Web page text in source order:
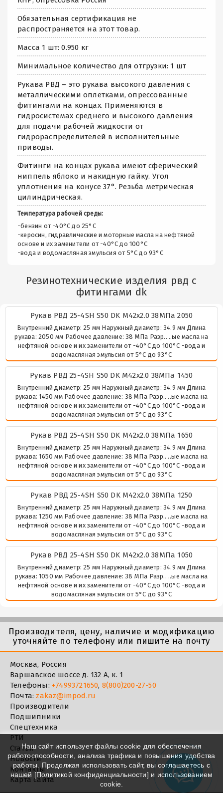
Обязательная сертификация не
распространяется на этот товар.
Масса 1 шт: 0.950 кг
Минимальное количество для отгрузки: 1 шт
Рукава РВД – это рукава высокого давления с
металлическими оплетками, опрессованные
фитингами на концах. Применяются в
гидросистемах среднего и высокого давления
для подачи рабочей жидкости от
гидрораспределителей в исполнительные
приводы.
Фитинги на концах рукава имеют сферический
ниппель яблоко и накидную гайку. Угол
уплотнения на конусе 37°. Резьба метрическая
цилиндрическая.
Температура рабочей среды:
-бензин от -40°C до 25°C
-керосин, гидравлические и моторные масла на нефтяной
основе и их заменители от -40°C до 100°C
-вода и водомасляная эмульсия от 5°C до 93°C
Резинотехнические изделия рвд с
фитингами dk
Рукав РВД 25-4SH S50 DK М42х2.0 38МПа 2050
Внутренний диаметр: 25 мм Наружный диаметр: 34.9 мм Длина
рукава: 2050 мм Рабочее давление: 38 МПа Разр.. ..ые масла на
нефтяной основе и их заменители от -40°C до 100°C -вода и
водомасляная эмульсия от 5°C до 93°C
Рукав РВД 25-4SH S50 DK М42х2.0 38МПа 1450
Внутренний диаметр: 25 мм Наружный диаметр: 34.9 мм Длина
рукава: 1450 мм Рабочее давление: 38 МПа Разр.. ..ые масла на
нефтяной основе и их заменители от -40°C до 100°C -вода и
водомасляная эмульсия от 5°C до 93°C
Рукав РВД 25-4SH S50 DK М42х2.0 38МПа 1650
Внутренний диаметр: 25 мм Наружный диаметр: 34.9 мм Длина
рукава: 1650 мм Рабочее давление: 38 МПа Разр.. ..ые масла на
нефтяной основе и их заменители от -40°C до 100°C -вода и
водомасляная эмульсия от 5°C до 93°C
Рукав РВД 25-4SH S50 DK М42х2.0 38МПа 1250
Внутренний диаметр: 25 мм Наружный диаметр: 34.9 мм Длина
рукава: 1250 мм Рабочее давление: 38 МПа Разр.. ..ые масла на
нефтяной основе и их заменители от -40°C до 100°C -вода и
водомасляная эмульсия от 5°C до 93°C
Рукав РВД 25-4SH S50 DK М42х2.0 38МПа 1050
Внутренний диаметр: 25 мм Наружный диаметр: 34.9 мм Длина
рукава: 1050 мм Рабочее давление: 38 МПа Разр.. ..ые масла на
нефтяной основе и их заменители от -40°C до 100°C -вода и
водомасляная эмульсия от 5°C до 93°C
Производителя, цену, наличие и модификацию
уточняйте по телефону или пишите на почту
Москва, Россия
Варшавское шоссе д. 132 А, к. 1
Телефоны: +74993721650, 8(800)200-27-50
Почта:zakaz@impod.ru
Производители
Подшипники
Спецтехника
РТИ
Статьи
Новости
Контакты
Карта сайта
Наш сайт использует файлы cookie для обеспечения
работоспособности, анализа трафика и повышения удобства
работы. Продолжая использовать сайт, вы соглашаетесь с
нашей [Политикой конфиденциальности] и использованием
cookie.